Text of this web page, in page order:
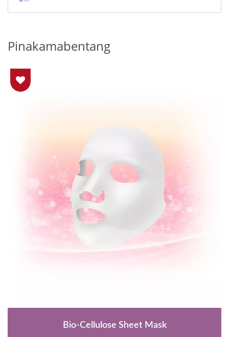
Pinakamabentang
Bio-Cellulose Sheet Mask